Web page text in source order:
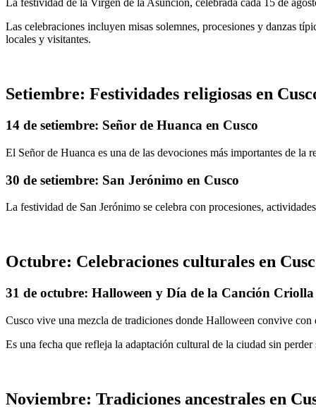
La festividad de la Virgen de la Asunción, celebrada cada 15 de
Las celebraciones incluyen misas solemnes, procesiones y danzas
locales y visitantes.
Setiembre: Festividades religiosas en
14 de setiembre: Señor de Huanca en Cusco
El Señor de Huanca es una de las devociones más importantes de
30 de setiembre: San Jerónimo en Cusco
La festividad de San Jerónimo se celebra con procesiones,
Octubre: Celebraciones culturales en
31 de octubre: Halloween y Día de la Canción Criolla
Cusco vive una mezcla de tradiciones donde Halloween convive
Es una fecha que refleja la adaptación cultural de la ciudad sin perder
Noviembre: Tradiciones ancestrales en